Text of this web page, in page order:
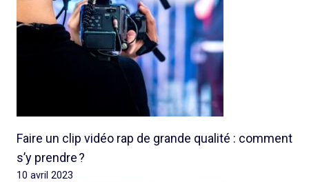
Faire un clip vidéo rap de grande qualité : comment
s’y prendre ?
10 avril 2023